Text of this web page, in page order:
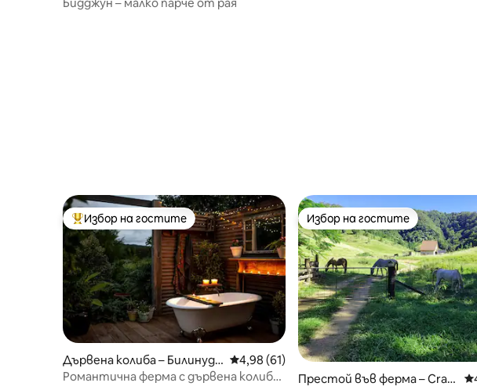
Най-популярен избор на гостите
Избор на гостите
Дървена колиба – Билинудж
ел
Средна оценка: 4,98 от 5, 61 отзива
4,98 (61)
Романтична ферма с дървена колиба
Избор на гостите
Избор на гостите
Престой във ферма – Crab